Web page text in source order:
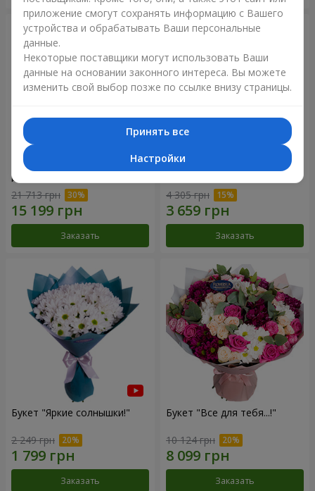
Цветы в коробке "101
розовая роза"
21 713 грн
Заказать
Букет "Цветочное Selfie!"
4 305 грн
Заказать
Букет "Яркие солнышки!"
2 249 грн
Заказать
Букет "Все для тебя...!"
10 124 грн
Заказать
приложение смогут сохранять информацию с Вашего
устройства и обрабатывать Ваши персональные
данные.
Некоторые поставщики могут использовать Ваши
данные на основании законного интереса. Вы можете
изменить свой выбор позже по ссылке внизу страницы.
Принять все
Настройки